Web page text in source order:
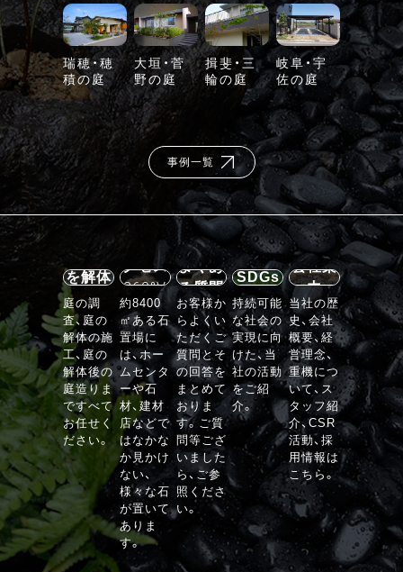
瑞穂・穂
積の庭
大垣・菅
野の庭
揖斐・三
輪の庭
岐阜・宇
佐の庭
事例一覧
石の庭
を解体
する
庭の調
査、庭の
解体の施
工、庭の
解体後の
庭造りま
ですべて
お任せく
ださい。
内・ア
クセス
360°V
R
VIEW
約8400
㎡ある石
置場に
は、ホー
ムセンタ
ーや石
材、建材
店などで
はなかな
か見かけ
ない、
様々な石
が置いて
ありま
す。
よくあ
る質問
お客様か
らよくい
ただくご
質問とそ
の回答を
まとめて
おりま
す。ご質
問等ござ
いました
ら、ご参
照くださ
い。
SDGs
持続可能
な社会の
実現に向
けた、当
社の活動
をご紹
介。
会社案
内
当社の歴
史、会社
概要、経
営理念、
重機につ
いて、ス
タッフ紹
介、CSR
活動、採
用情報は
こちら。